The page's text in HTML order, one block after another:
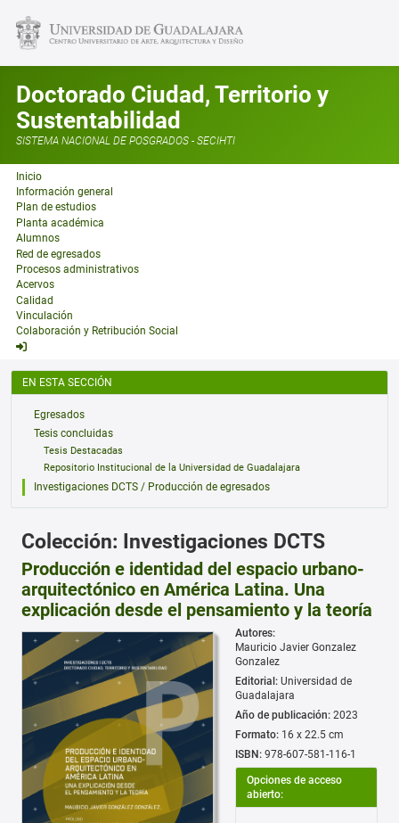
Doctorado Ciudad, Territorio y
Sustentabilidad
SISTEMA NACIONAL DE POSGRADOS - SECIHTI
Inicio
Información general
Plan de estudios
Planta académica
Alumnos
Red de egresados
Procesos administrativos
Acervos
Calidad
Vinculación
Colaboración y Retribución Social
EN ESTA SECCIÓN
Egresados
Tesis concluidas
Tesis Destacadas
Repositorio Institucional de la Universidad de Guadalajara
Investigaciones DCTS / Producción de egresados
Colección: Investigaciones DCTS
Producción e identidad del espacio urbano-
arquitectónico en América Latina. Una
explicación desde el pensamiento y la teoría
Autores:
Mauricio Javier Gonzalez
Gonzalez
Editorial: Universidad de
Guadalajara
Año de publicación: 2023
Formato: 16 x 22.5 cm
ISBN: 978-607-581-116-1
Opciones de acceso
abierto: